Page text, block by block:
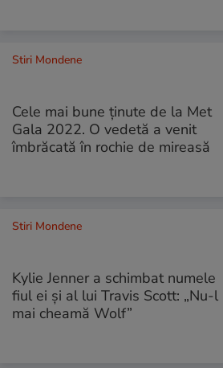
Stiri Mondene
Cele mai bune ținute de la Met
Gala 2022. O vedetă a venit
îmbrăcată în rochie de mireasă
Stiri Mondene
Kylie Jenner a schimbat numele
fiul ei și al lui Travis Scott: „Nu-l
mai cheamă Wolf”